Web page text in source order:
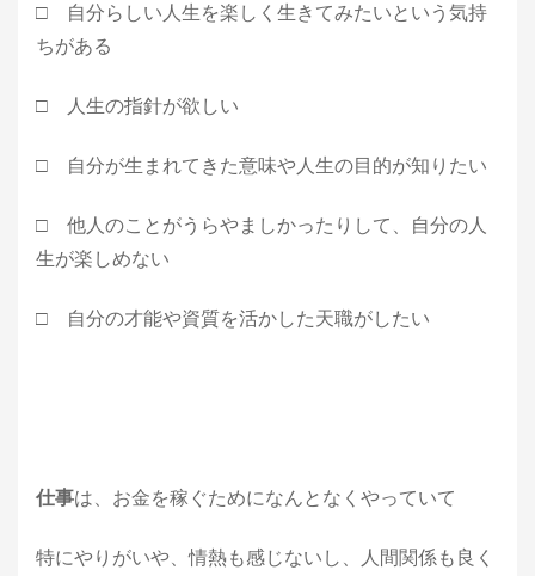
□ 自分らしい人生を楽しく生きてみたいという気持
ちがある
□ 人生の指針が欲しい
□ 自分が生まれてきた意味や人生の目的が知りたい
□ 他人のことがうらやましかったりして、自分の人
生が楽しめない
□ 自分の才能や資質を活かした天職がしたい
仕事は、お金を稼ぐためになんとなくやっていて
特にやりがいや、情熱も感じないし、人間関係も良く